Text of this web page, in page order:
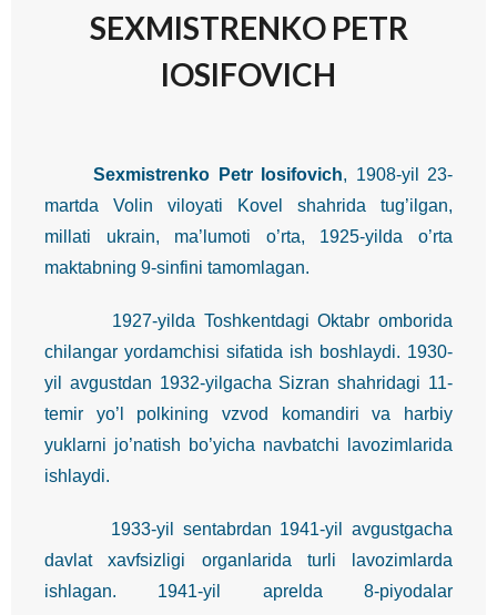
SEXMISTRENKO PETR
IOSIFOVICH
Sexmistrenko Petr Iosifovich, 1908-yil 23-
martda Volin viloyati Kovel shahrida tug’ilgan,
millati ukrain, ma’lumoti o’rta, 1925-yilda o’rta
maktabning 9-sinfini tamomlagan.
1927-yilda Toshkentdagi Oktabr omborida
chilangar yordamchisi sifatida ish boshlaydi. 1930-
yil avgustdan 1932-yilgacha Sizran shahridagi 11-
temir yo’l polkining vzvod komandiri va harbiy
yuklarni jo’natish bo’yicha navbatchi lavozimlarida
ishlaydi.
1933-yil sentabrdan 1941-yil avgustgacha
davlat xavfsizligi organlarida turli lavozimlarda
ishlagan. 1941-yil aprelda 8-piyodalar